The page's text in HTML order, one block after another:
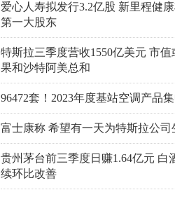
爱心人寿拟发行3.2亿股 新里程健
第一大股东
特斯拉三季度营收1550亿美元 市值
果和沙特阿美总和
96472套！2023年度基站空调产品
富士康称 希望有一天为特斯拉公司
贵州茅台前三季度日赚1.64亿元 白
续环比改善